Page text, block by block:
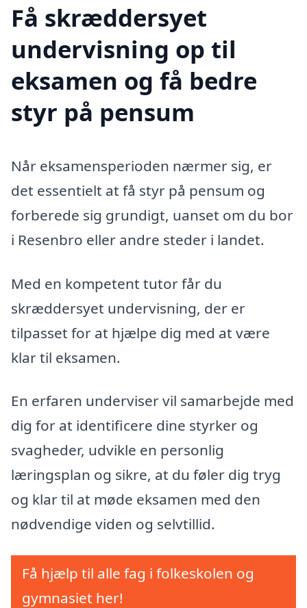
Få skræddersyet
undervisning op til
eksamen og få bedre
styr på pensum
Når eksamensperioden nærmer sig, er
det essentielt at få styr på pensum og
forberede sig grundigt, uanset om du bor
i Resenbro eller andre steder i landet.
Med en kompetent tutor får du
skræddersyet undervisning, der er
tilpasset for at hjælpe dig med at være
klar til eksamen.
En erfaren underviser vil samarbejde med
dig for at identificere dine styrker og
svagheder, udvikle en personlig
læringsplan og sikre, at du føler dig tryg
og klar til at møde eksamen med den
nødvendige viden og selvtillid.
Få hjælp til alle fag i folkeskolen og
gymnasiet her!